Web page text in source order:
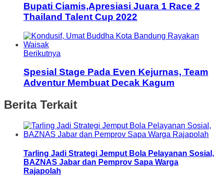
Bupati Ciamis,Apresiasi Juara 1 Race 2
Thailand Talent Cup 2022
Berikutnya
Spesial Stage Pada Even Kejurnas, Team
Adventur Membuat Decak Kagum
Berita Terkait
Tarling Jadi Strategi Jemput Bola Pelayanan Sosial,
BAZNAS Jabar dan Pemprov Sapa Warga
Rajapolah